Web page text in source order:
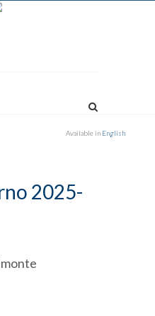
Available in English
2025-